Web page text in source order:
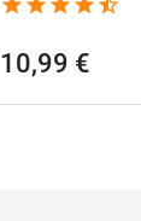
10,99 €